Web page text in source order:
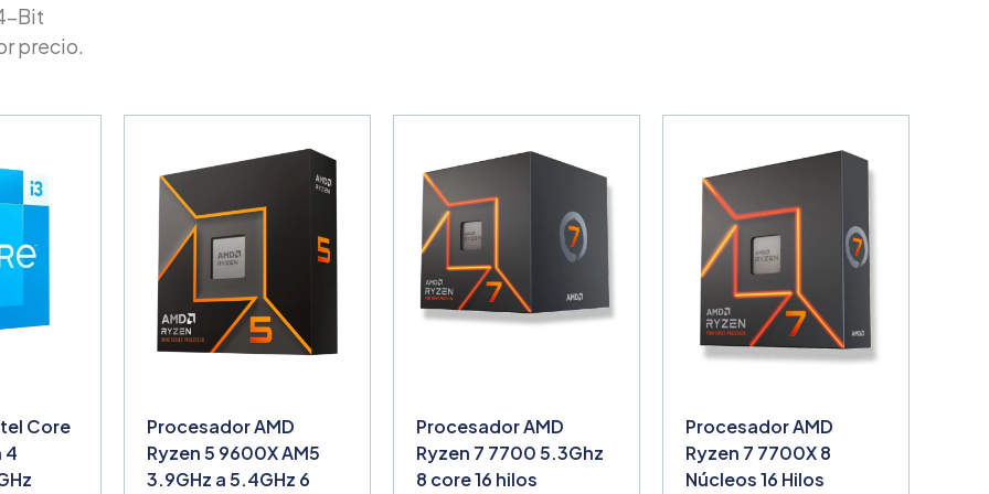
Bit
precio.
Core
4
Procesador AMD
Ryzen 5 9600X AM5
3.9GHz a 5.4GHz 6
Procesador AMD
Ryzen 7 7700 5.3Ghz
8 core 16 hilos
Procesador AMD
Ryzen 7 7700X 8
Núcleos 16 Hilos